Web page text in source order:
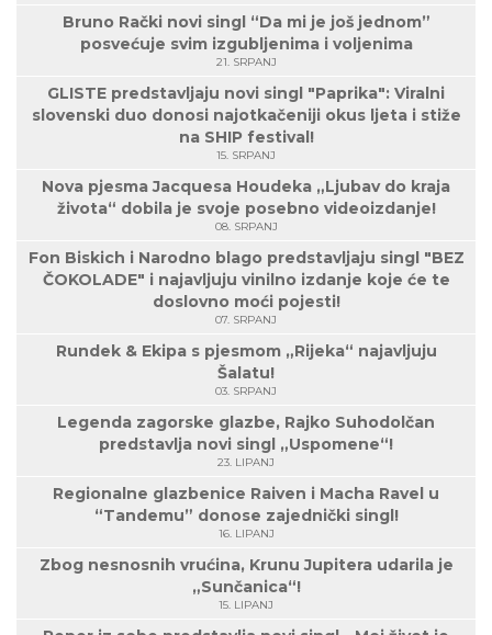
Bruno Rački novi singl “Da mi je još jednom”
posvećuje svim izgubljenima i voljenima
21. SRPANJ
GLISTE predstavljaju novi singl "Paprika": Viralni
slovenski duo donosi najotkačeniji okus ljeta i stiže
na SHIP festival!
15. SRPANJ
Nova pjesma Jacquesa Houdeka „Ljubav do kraja
života“ dobila je svoje posebno videoizdanje!
08. SRPANJ
Fon Biskich i Narodno blago predstavljaju singl "BEZ
ČOKOLADE" i najavljuju vinilno izdanje koje će te
doslovno moći pojesti!
07. SRPANJ
Rundek & Ekipa s pjesmom „Rijeka“ najavljuju
Šalatu!
03. SRPANJ
Legenda zagorske glazbe, Rajko Suhodolčan
predstavlja novi singl „Uspomene“!
23. LIPANJ
Regionalne glazbenice Raiven i Macha Ravel u
“Tandemu” donose zajednički singl!
16. LIPANJ
Zbog nesnosnih vrućina, Krunu Jupitera udarila je
„Sunčanica“!
15. LIPANJ